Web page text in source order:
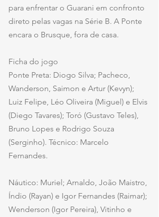
para enfrentar o Guarani em confronto
direto pelas vagas na Série B. A Ponte
encara o Brusque, fora de casa.
Ficha do jogo
Ponte Preta: Diogo Silva; Pacheco,
Wanderson, Saimon e Artur (Kevyn);
Luiz Felipe, Léo Oliveira (Miguel) e Elvis
(Diego Tavares); Toró (Gustavo Teles),
Bruno Lopes e Rodrigo Souza
(Serginho). Técnico: Marcelo
Fernandes.
Náutico: Muriel; Arnaldo, João Maistro,
Índio (Rayan) e Igor Fernandes (Raimar);
Wenderson (Igor Pereira), Vitinho e